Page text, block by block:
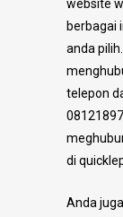
website
berbagai
anda
telepon
di
Anda